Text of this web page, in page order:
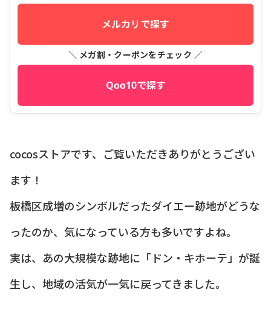
メルカリで探す
＼ メガ割・クーポンをチェック ／
Qoo10で探す
cocosストアです、ご覧いただきありがとうござい
ます！
板橋区成増のシンボルだったダイエー跡地がどうな
ったのか、気になっている方も多いですよね。
実は、あの大規模な跡地に「ドン・キホーテ」が誕
生し、地域の活気が一気に戻ってきました。